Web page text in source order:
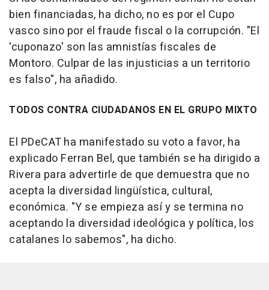
bien financiadas, ha dicho, no es por el Cupo
vasco sino por el fraude fiscal o la corrupción. "El
'cuponazo' son las amnistías fiscales de
Montoro. Culpar de las injusticias a un territorio
es falso", ha añadido.
TODOS CONTRA CIUDADANOS EN EL GRUPO MIXTO
El PDeCAT ha manifestado su voto a favor, ha
explicado Ferran Bel, que también se ha dirigido a
Rivera para advertirle de que demuestra que no
acepta la diversidad lingüística, cultural,
económica. "Y se empieza así y se termina no
aceptando la diversidad ideológica y política, los
catalanes lo sabemos", ha dicho.